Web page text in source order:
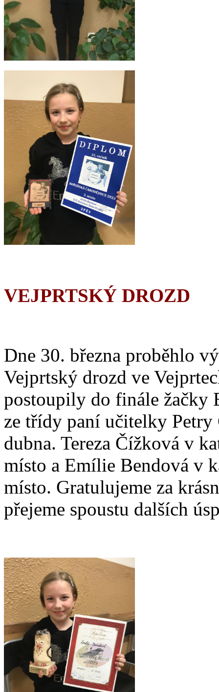
VEJPRTSKÝ DROZD
Dne 30. března proběhlo
Vejprtský drozd ve
postoupily do finále žačky
ze třídy paní učitelky
dubna. Tereza Čížková v
místo a Emílie Bendová v
místo. Gratulujeme za
přejeme spoustu dalších